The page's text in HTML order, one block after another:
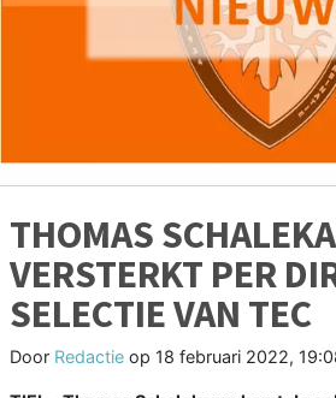
THOMAS
VERSTERKT PER
SELECTIE VAN TEC
Door Redactie op 18 februari 2022,